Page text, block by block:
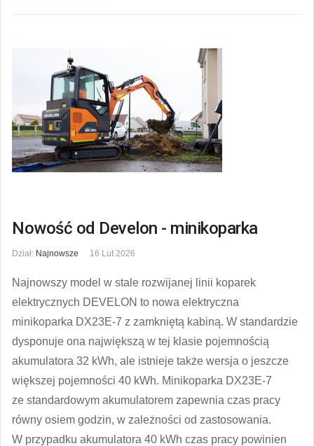
Nowość od Develon - minikoparka
Dział: Najnowsze 16 Lut 2026
Najnowszy model w stale rozwijanej linii koparek
elektrycznych DEVELON to nowa elektryczna
minikoparka DX23E-7 z zamkniętą kabiną. W standardzie
dysponuje ona największą w tej klasie pojemnością
akumulatora 32 kWh, ale istnieje także wersja o jeszcze
większej pojemności 40 kWh. Minikoparka DX23E-7
ze standardowym akumulatorem zapewnia czas pracy
równy osiem godzin, w zależności od zastosowania.
W przypadku akumulatora 40 kWh czas pracy powinien